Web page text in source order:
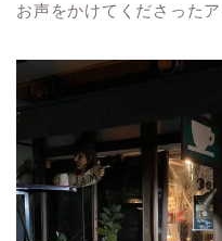
お声をかけてくださった